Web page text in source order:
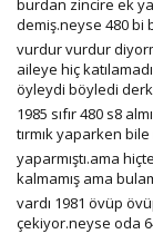
burdan zincire ek
demiş.neyse 480 bi
vurdur vurdur
aileye hiç
öyleydi böyledi
1985 sıfır 480 s8
tırmık yaparken
yaparmıştı.ama
kalmamış ama
vardı 1981 övüp
çekiyor.neyse oda